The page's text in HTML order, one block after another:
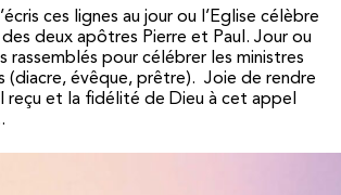
ces lignes au jour ou l’Eglise célèbre
deux apôtres Pierre et Paul. Jour ou
rassemblés pour célébrer les ministres
(diacre, évêque, prêtre). Joie de rendre
reçu et la fidélité de Dieu à cet appel